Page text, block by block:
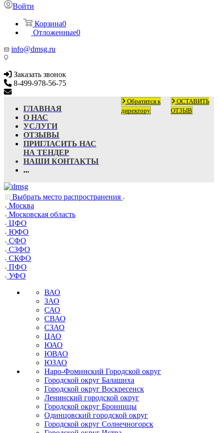
Войти
Корзина0
Отложенные0
info@dmsg.ru
Заказать звонок
8-499-978-56-75
ГЛАВНАЯ
О НАС
УСЛУГИ
ОТЗЫВЫ
ПРИГЛАСИТЬ НАС
НА ТЕНДЕР
НАШИ КОНТАКТЫ
...
Обратится к
директору
ОСТАВИТЬ
ОТЗЫВ
Выбрать место распространения
Москва
Московская область
ЦФО
ЮФО
СФО
СЗФО
СКФО
ПФО
УФО
ВАО
ЗАО
САО
СВАО
СЗАО
ЦАО
ЮАО
ЮВАО
ЮЗАО
Наро-Фоминский Городской округ
Городской округ Балашиха
Городской округ Воскресенск
Ленинский городской округ
Городской округ Бронницы
Одинцовский городской округ
Городской округ Солнечногорск